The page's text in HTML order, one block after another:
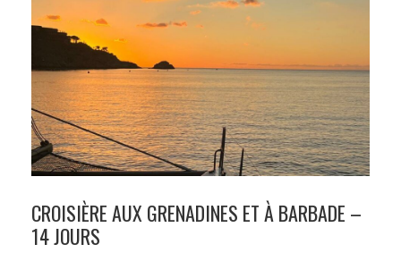
Les frais d’agence
Les taxes
Nos prix ne comprennent pas la nourriture
et les boissons :celles-ci sont financées par
les passagers qui participent et alimentent
une caisse de bord. L’équipage achète la
nourriture et les boissons « au prix coûtant »
avec la caisse de bord.
CROISIÈRE AUX GRENADINES ET À BARBADE –
14 JOURS